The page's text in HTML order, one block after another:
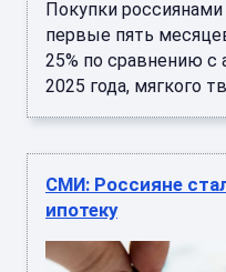
Покупки
первые пять
25% по сравнению с
2025 года, мягкого
СМИ: Россияне
ипотеку